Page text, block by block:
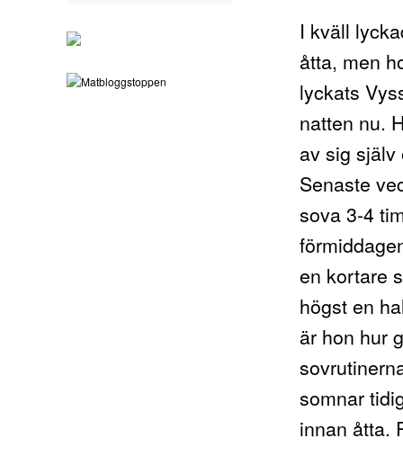
I kväll
åtta, men
lyckats
natten nu.
av sig själv
Senaste
sova 3-4
en kortare
högst en
är hon hur
somnar
innan åtta.